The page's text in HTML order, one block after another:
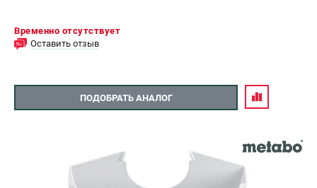
Временно отсутствует
Оставить отзыв
ПОДОБРАТЬ АНАЛОГ